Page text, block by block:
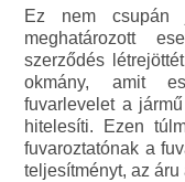
Ez nem csupán
meghatározott
szerződés
okmány, amit
fuvarlevelet a
hitelesíti. Ezen
fuvaroztatónak a
teljesítményt, az áru